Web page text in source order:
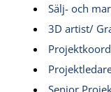
Sälj- och
3D artist/
Senior